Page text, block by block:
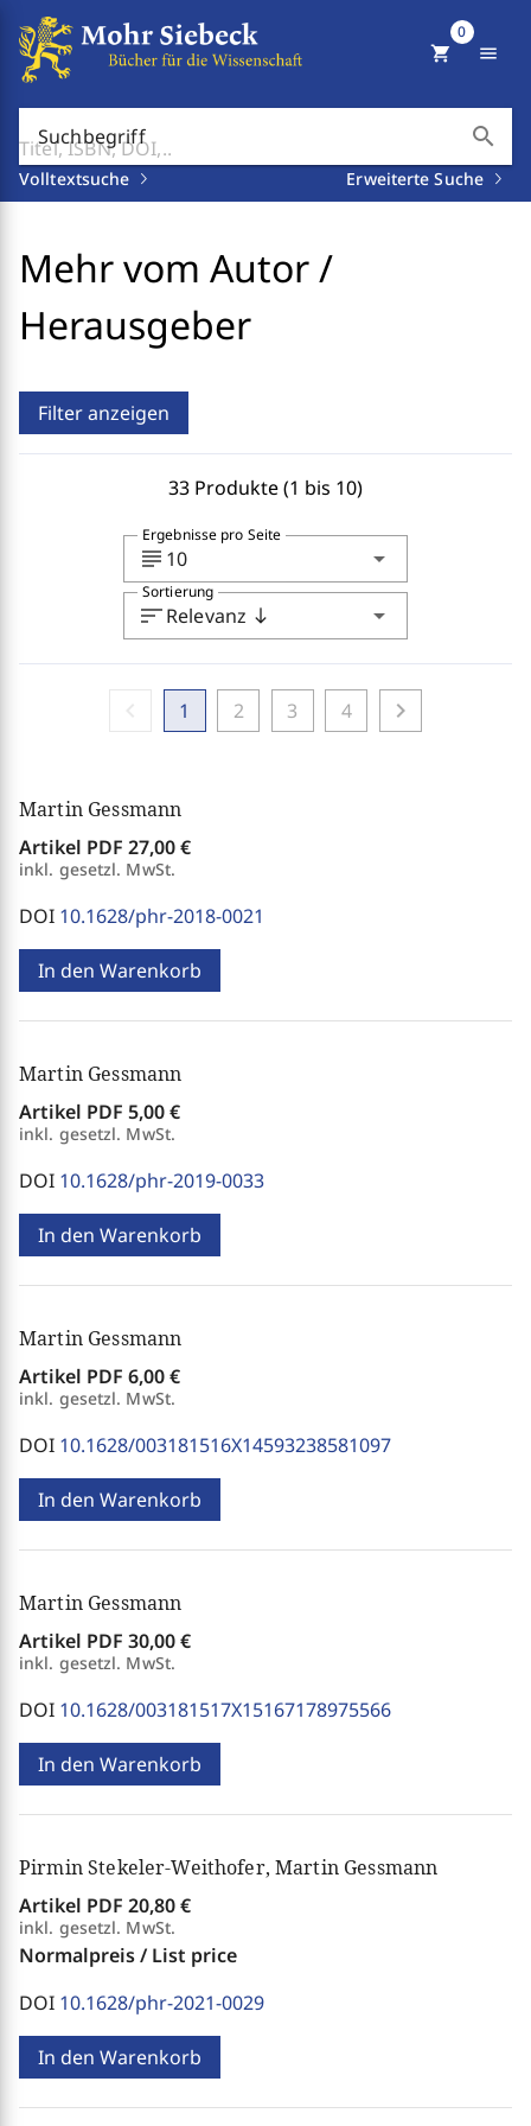
Suchbegriff search
Volltextsuche Erweiterte Suche
shopping_cart
0
menu
Mehr vom Autor /
Herausgeber
Filter anzeigen
33 Produkte (1 bis 10)
subject 10 arrow_drop_down
Ergebnisse pro Seite
sortRelevanz south arrow_drop_down
Sortierung
1 2 3 4 chevron_right
Martin Gessmann
Artikel PDF 27,00 €
inkl. gesetzl. MwSt.
DOI 10.1628/phr-2018-0021
In den Warenkorb
Martin Gessmann
Artikel PDF 5,00 €
inkl. gesetzl. MwSt.
DOI 10.1628/phr-2019-0033
In den Warenkorb
Martin Gessmann
Artikel PDF 6,00 €
inkl. gesetzl. MwSt.
DOI 10.1628/003181516X14593238581097
In den Warenkorb
Martin Gessmann
Artikel PDF 30,00 €
inkl. gesetzl. MwSt.
DOI 10.1628/003181517X15167178975566
In den Warenkorb
Pirmin Stekeler-Weithofer, Martin Gessmann
Artikel PDF 20,80 €
inkl. gesetzl. MwSt.
Normalpreis / List price
DOI 10.1628/phr-2021-0029
In den Warenkorb